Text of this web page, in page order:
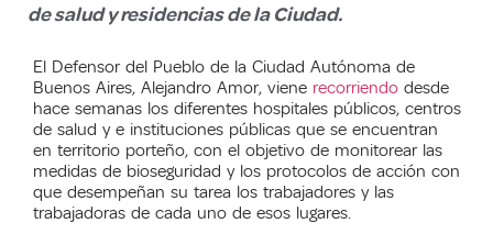
de salud y residencias de la Ciudad.
El Defensor del Pueblo de la Ciudad Autónoma de
Buenos Aires, Alejandro Amor, viene recorriendo desde
hace semanas los diferentes hospitales públicos, centros
de salud y e instituciones públicas que se encuentran
en territorio porteño, con el objetivo de monitorear las
medidas de bioseguridad y los protocolos de acción con
que desempeñan su tarea los trabajadores y las
trabajadoras de cada uno de esos lugares.